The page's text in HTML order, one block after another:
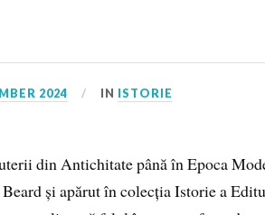
2024 IN ISTORIE
din Antichitate până în Epoca
și apărut în colecția Istorie a